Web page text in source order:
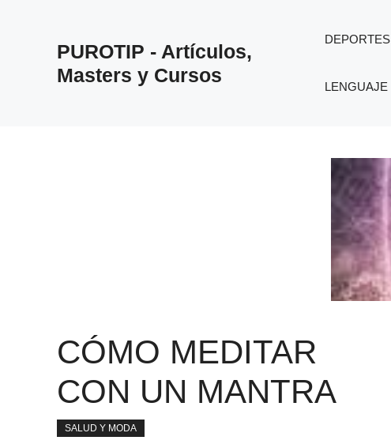
PUROTIP - Artículos,
Masters y Cursos
DEPORTES
LENGUAJE
CÓMO MEDITAR
CON UN MANTRA
SALUD Y MODA